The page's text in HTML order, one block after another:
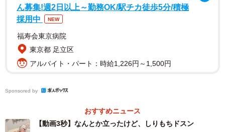
生きててくれてありがとう、おめでとう ”
投稿には、初めて1人で立った瞬間の、うれしそうでどこか
誇らしげな表情のうたくんの動画と写真が添えられまし
た。
ん募集!週2日以上～勤務OK/駅チカ徒歩5分/積極
採用中
NEW
福寿会東京病院
東京都 足立区
アルバイト・パート：時給1,226円～1,500円
Sponsored by
おすすめニュース
【動画3秒】なんとか立ったけど、しりもちドスン